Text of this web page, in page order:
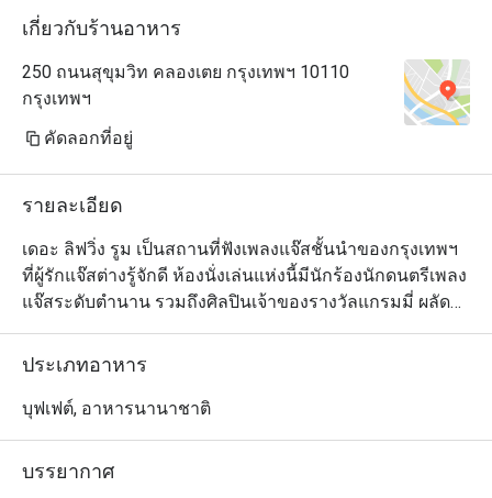
เกี่ยวกับร้านอาหาร
250 ถนนสุขุมวิท คลองเตย กรุงเทพฯ 10110
กรุงเทพฯ
คัดลอกที่อยู่
รายละเอียด
เดอะ ลิฟวิ่ง รูม เป็นสถานที่ฟังเพลงแจ๊สชั้นนำของกรุงเทพฯ
ที่ผู้รักแจ๊สต่างรู้จักดี ห้องนั่งเล่นแห่งนี้มีนักร้องนักดนตรีเพลง
แจ๊สระดับตำนาน รวมถึงศิลปินเจ้าของรางวัลแกรมมี่ ผลัด
เปลี่ยนหมุนเวียนกันมาสร้างความสุขในเสียงเพลงให้คุณ
ตลอดเวลา คุณจะรู้สึกผ่อนคลาย และมีความสุขตั้งแต่ก้าว
นั่งสบาย ระบบแสงไฟอ่อนๆ ให้ความรู้สึกนุ่มนวล แกลเลอรี่
ประเภทอาหาร
บุฟเฟต์, อาหารนานาชาติ
บรรยากาศ